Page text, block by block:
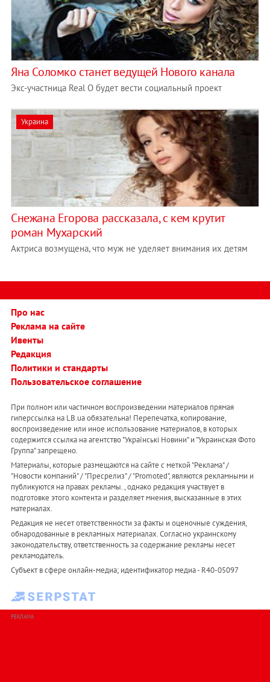
Яна Соломко станет ведущей Нового канала
Экс-участница Real О будет вести социальный проект
Украина
Снежана Егорова рассказала, с кем крутит
роман Мухарский
Актриса возмущена, что муж не уделяет внимания их детям
Про нас
Реклама на сайте
Ивенты
Редакция
Политики и стандарты
Пользовательское соглашение
При полном или частичном воспроизведении материалов прямая
гиперссылка на LB.ua обязательна! Перепечатка, копирование,
воспроизведение или иное использование материалов, в которых
содержится ссылка на агентство "Українськi Новини" и "Украинская Фото
Группа" запрещено.
Материалы, которые размещаются на сайте с меткой "Реклама" /
"Новости компаний" / "Пресрелиз" / "Promoted", являются рекламными и
публикуются на правах рекламы. , однако редакция участвует в
подготовке этого контента и разделяет мнения, высказанные в этих
материалах.
Редакция не несет ответственности за факты и оценочные суждения,
обнародованные в рекламных материалах. Согласно украинскому
законодательству, ответственность за содержание рекламы несет
рекламодатель.
Субъект в сфере онлайн-медиа; идентификатор медиа - R40-05097
РЕКЛАМА